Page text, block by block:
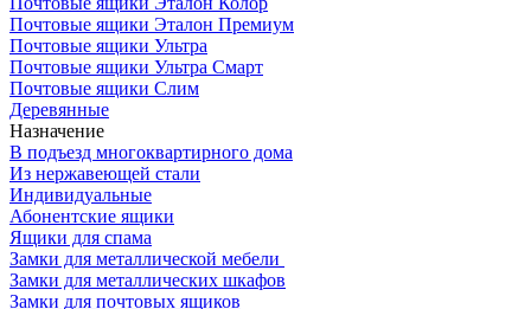
Почтовые ящики Эталон Премиум
Почтовые ящики Ультра
Почтовые ящики Ультра Смарт
Почтовые ящики Слим
Деревянные
Назначение
В подъезд многоквартирного дома
Из нержавеющей стали
Индивидуальные
Абонентские ящики
Ящики для спама
Замки для металлической мебели
Замки для металлических шкафов
Замки для почтовых ящиков